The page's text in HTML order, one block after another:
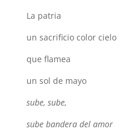
La patria
un sacrificio color cielo
que flamea
un sol de mayo
sube, sube,
sube bandera del amor